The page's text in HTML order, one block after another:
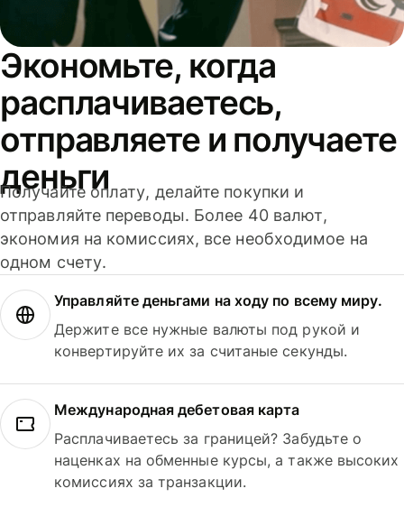
Экономьте, когда
расплачиваетесь,
отправляете и получаете
деньги
Получайте оплату, делайте покупки и
отправляйте переводы. Более 40 валют,
экономия на комиссиях, все необходимое на
одном счету.
Управляйте деньгами на ходу по всему миру.
Держите все нужные валюты под рукой и
конвертируйте их за считаные секунды.
Международная дебетовая карта
Расплачиваетесь за границей? Забудьте о
наценках на обменные курсы, а также высоких
комиссиях за транзакции.